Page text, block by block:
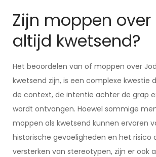
Zijn moppen over
altijd kwetsend?
Het beoordelen van of moppen over
kwetsend zijn, is een complexe kwestie
de context, de intentie achter de grap
wordt ontvangen. Hoewel sommige
moppen als kwetsend kunnen ervaren
historische gevoeligheden en het risico
versterken van stereotypen, zijn er ook